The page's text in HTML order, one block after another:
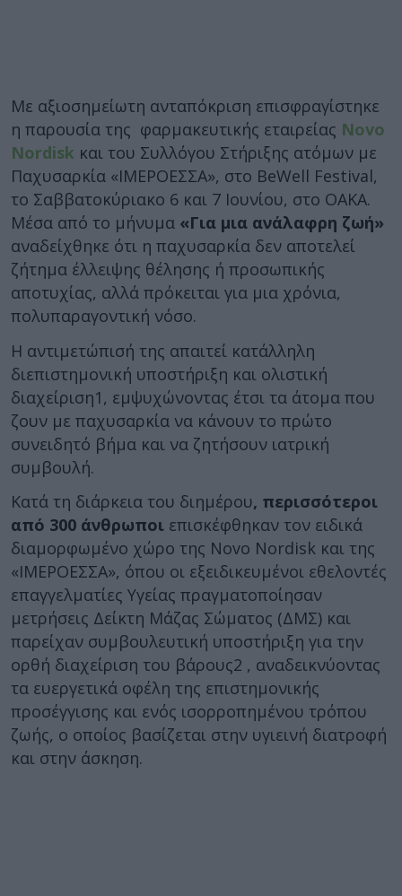
Με αξιοσημείωτη ανταπόκριση επισφραγίστηκε
η παρουσία της φαρμακευτικής εταιρείας Novo
Nordisk και του Συλλόγου Στήριξης ατόμων με
Παχυσαρκία «ΙΜΕΡΟΕΣΣΑ», στο BeWell Festival,
το Σαββατοκύριακο 6 και 7 Ιουνίου, στο ΟΑΚΑ.
Μέσα από το μήνυμα «Για μια ανάλαφρη ζωή»
αναδείχθηκε ότι η παχυσαρκία δεν αποτελεί
ζήτημα έλλειψης θέλησης ή προσωπικής
αποτυχίας, αλλά πρόκειται για μια χρόνια,
πολυπαραγοντική νόσο.
Η αντιμετώπισή της απαιτεί κατάλληλη
διεπιστημονική υποστήριξη και ολιστική
διαχείριση1, εμψυχώνοντας έτσι τα άτομα που
ζουν με παχυσαρκία να κάνουν το πρώτο
συνειδητό βήμα και να ζητήσουν ιατρική
συμβουλή.
Κατά τη διάρκεια του διημέρου, περισσότεροι
από 300 άνθρωποι επισκέφθηκαν τον ειδικά
διαμορφωμένο χώρο της Novo Nordisk και της
«ΙΜΕΡΟΕΣΣΑ», όπου οι εξειδικευμένοι εθελοντές
επαγγελματίες Υγείας πραγματοποίησαν
μετρήσεις Δείκτη Μάζας Σώματος (ΔΜΣ) και
παρείχαν συμβουλευτική υποστήριξη για την
ορθή διαχείριση του βάρους2 , αναδεικνύοντας
τα ευεργετικά οφέλη της επιστημονικής
προσέγγισης και ενός ισορροπημένου τρόπου
ζωής, ο οποίος βασίζεται στην υγιεινή διατροφή
και στην άσκηση.